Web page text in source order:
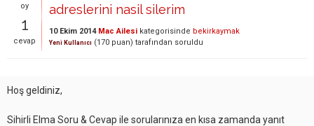
oy
1
cevap
adreslerini nasil silerim
10 Ekim 2014 Mac Ailesi kategorisinde bekirkaymak
Yeni Kullanıcı (170 puan) tarafından soruldu
Hoş geldiniz,
Sihirli Elma Soru & Cevap ile sorularınıza en kısa zamanda yanıt